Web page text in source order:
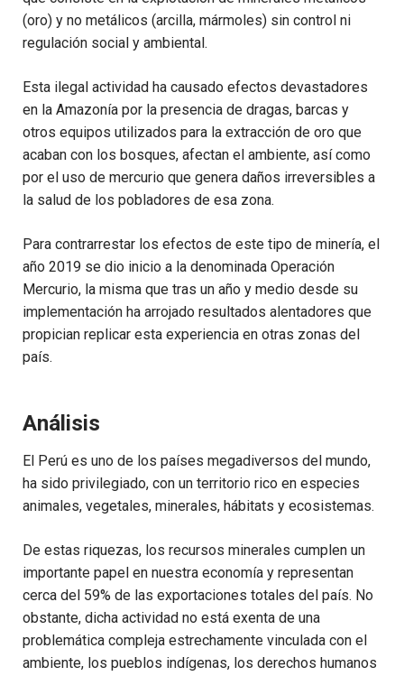
(oro) y no metálicos (arcilla, mármoles) sin control ni
regulación social y ambiental.
Esta ilegal actividad ha causado efectos devastadores
en la Amazonía por la presencia de dragas, barcas y
otros equipos utilizados para la extracción de oro que
acaban con los bosques, afectan el ambiente, así como
por el uso de mercurio que genera daños irreversibles a
la salud de los pobladores de esa zona.
Para contrarrestar los efectos de este tipo de minería, el
año 2019 se dio inicio a la denominada Operación
Mercurio, la misma que tras un año y medio desde su
implementación ha arrojado resultados alentadores que
propician replicar esta experiencia en otras zonas del
país.
Análisis
El Perú es uno de los países megadiversos del mundo,
ha sido privilegiado, con un territorio rico en especies
animales, vegetales, minerales, hábitats y ecosistemas.
De estas riquezas, los recursos minerales cumplen un
importante papel en nuestra economía y representan
cerca del 59% de las exportaciones totales del país. No
obstante, dicha actividad no está exenta de una
problemática compleja estrechamente vinculada con el
ambiente, los pueblos indígenas, los derechos humanos